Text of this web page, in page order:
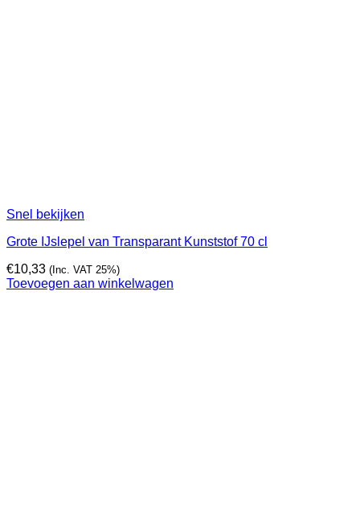
Snel bekijken
Grote IJslepel van Transparant Kunststof 70 cl
€10,33 (Inc. VAT 25%)
Toevoegen aan winkelwagen